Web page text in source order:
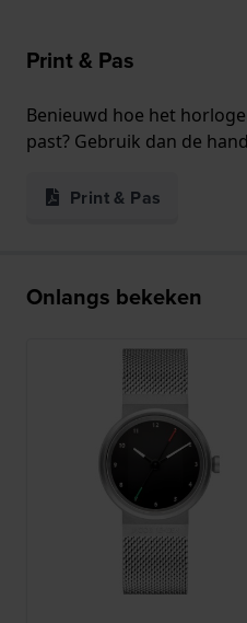
Print & Pas
Benieuwd hoe het
past? Gebruik dan de
Print & Pas
Onlangs bekeken